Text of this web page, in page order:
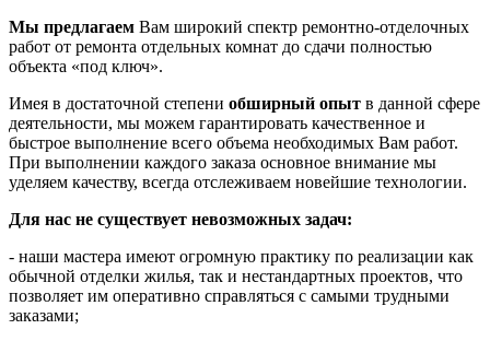
Мы предлагаем Вам широкий спектр ремонтно-отделочных
работ от ремонта отдельных комнат до сдачи полностью
объекта «под ключ».
Имея в достаточной степени обширный опыт в данной сфере
деятельности, мы можем гарантировать качественное и
быстрое выполнение всего объема необходимых Вам работ.
При выполнении каждого заказа основное внимание мы
уделяем качеству, всегда отслеживаем новейшие технологии.
Для нас не существует невозможных задач:
- наши мастера имеют огромную практику по реализации как
обычной отделки жилья, так и нестандартных проектов, что
позволяет им оперативно справляться с самыми трудными
заказами;